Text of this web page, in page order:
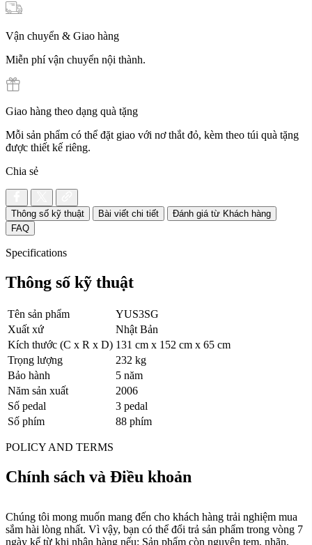
Vận chuyển & Giao hàng
Miễn phí vận chuyển nội thành.
Giao hàng theo dạng quà tặng
Mỗi sản phẩm có thể đặt giao với nơ thắt đỏ, kèm theo túi quà tặng
được thiết kế riêng.
Chia sẻ
Thông số kỹ thuật Bài viết chi tiết
Đánh giá từ Khách hàng
FAQ
Specifications
Thông số kỹ thuật
Tên sản phẩm
YUS3SG
Xuất xứ
Nhật Bản
Kích thước (C x R x D) 131 cm x 152 cm x 65 cm
Trọng lượng
232 kg
Bảo hành
5 năm
Năm sản xuất
2006
Số pedal
3 pedal
Số phím
88 phím
POLICY AND TERMS
Chính sách và Điều khoản
Chúng tôi mong muốn mang đến cho khách hàng trải nghiệm mua
sắm hài lòng nhất. Vì vậy, bạn có thể đổi trả sản phẩm trong vòng 7
ngày kể từ khi nhận hàng nếu: Sản phẩm còn nguyên tem, nhãn,